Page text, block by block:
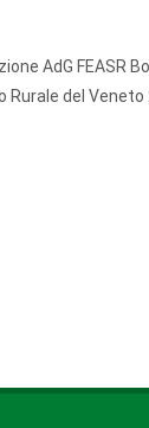
AdG FEASR
del Veneto